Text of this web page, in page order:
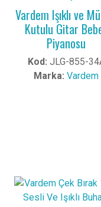
Vardem Işıklı ve
Kutulu Gitar
Piyanosu
Kod: JLG-855-
Marka: Vardem